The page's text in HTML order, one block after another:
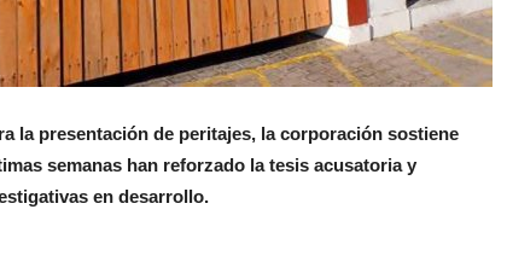
la presentación de peritajes, la corporación sostiene
semanas han reforzado la tesis acusatoria y
en desarrollo.